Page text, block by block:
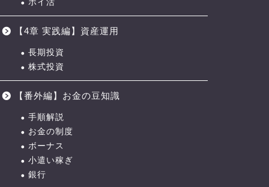
ポイ活
【4章 実践編】資産運用
長期投資
株式投資
【番外編】お金の豆知識
手順解説
お金の制度
ボーナス
小遣い稼ぎ
銀行